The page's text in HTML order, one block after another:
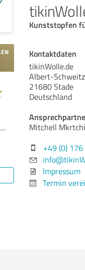
Kunststopfen
Kontaktdaten
tikinWolle.de
Albert-
21680 Stade
Deutschland
Mitchell
+49 (0)
Impressum
Termin